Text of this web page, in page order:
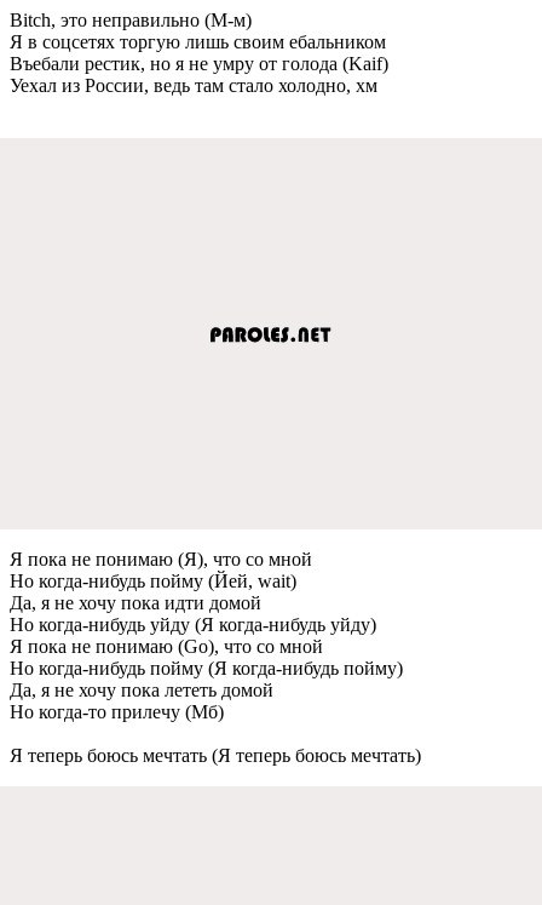
Bitch, это неправильно (М-м)
Я в соцсетях торгую лишь своим ебальником
Въебали рестик, но я не умру от голода (Kaif)
Уехал из России, ведь там стало холодно, хм
Я пока не понимаю (Я), что со мной
Но когда-нибудь пойму (Йей, wait)
Да, я не хочу пока идти домой
Но когда-нибудь уйду (Я когда-нибудь уйду)
Я пока не понимаю (Go), что со мной
Но когда-нибудь пойму (Я когда-нибудь пойму)
Да, я не хочу пока лететь домой
Но когда-то прилечу (Мб)
Я теперь боюсь мечтать (Я теперь боюсь мечтать)